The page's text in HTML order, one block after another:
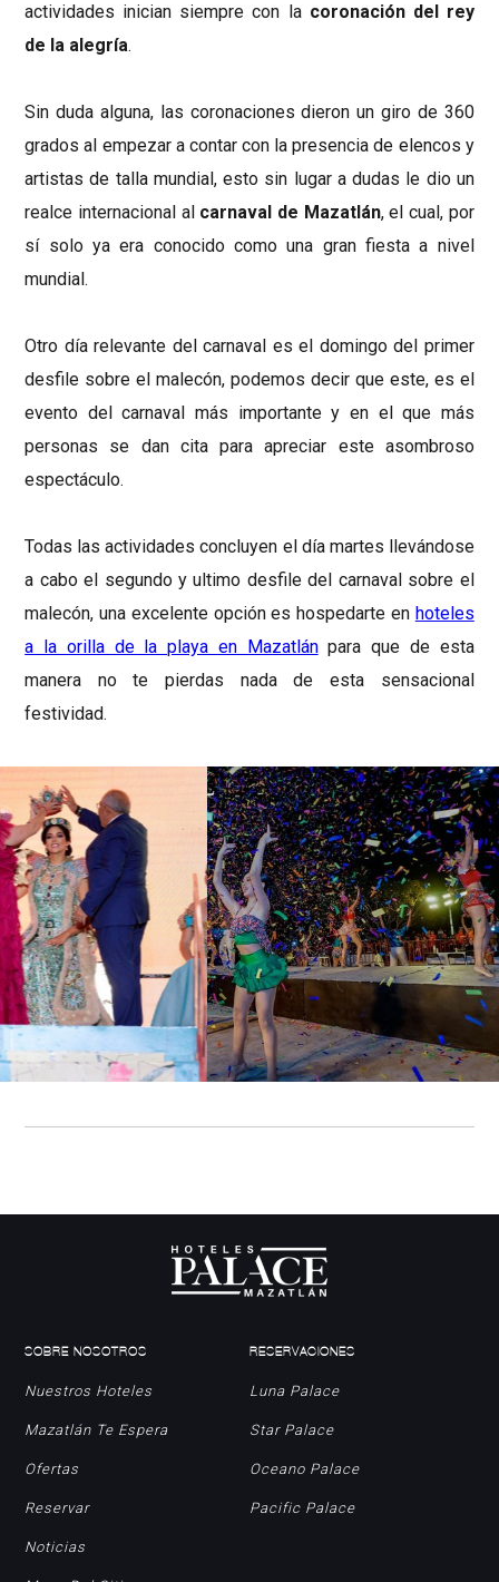
actividades inician siempre con la coronación del rey
de la alegría.
Sin duda alguna, las coronaciones dieron un giro de 360
grados al empezar a contar con la presencia de elencos y
artistas de talla mundial, esto sin lugar a dudas le dio un
realce internacional al carnaval de Mazatlán, el cual, por
sí solo ya era conocido como una gran fiesta a nivel
mundial.
Otro día relevante del carnaval es el domingo del primer
desfile sobre el malecón, podemos decir que este, es el
evento del carnaval más importante y en el que más
personas se dan cita para apreciar este asombroso
espectáculo.
Todas las actividades concluyen el día martes llevándose
a cabo el segundo y ultimo desfile del carnaval sobre el
malecón, una excelente opción es hospedarte en hoteles
a la orilla de la playa en Mazatlánpara que de esta
manera no te pierdas nada de esta sensacional
festividad.
SOBRE NOSOTROS
Nuestros Hoteles
Mazatlán Te Espera
Ofertas
Reservar
Noticias
RESERVACIONES
Luna Palace
Star Palace
Oceano Palace
Pacific Palace